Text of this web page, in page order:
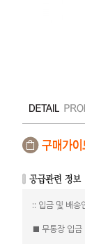
:: 입금 및 배송
■ 무통장 입금